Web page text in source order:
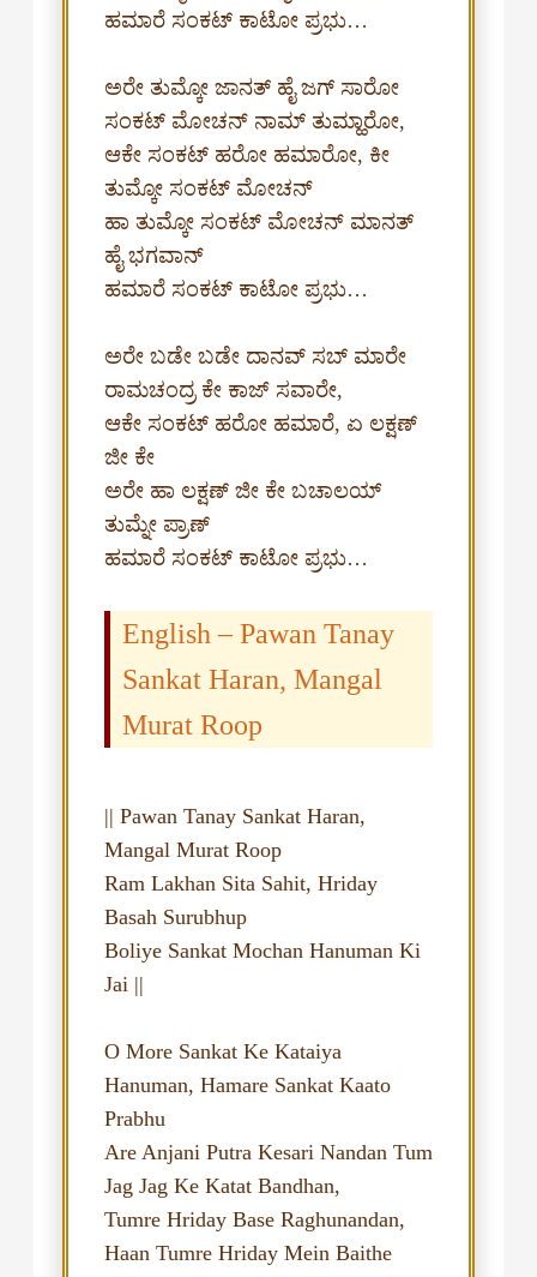
ಹಮಾರೆ ಸಂಕಟ್ ಕಾಟೋ ಪ್ರಭು…
ಅರೇ ತುಮ್ಕೋ ಜಾನತ್ ಹೈ ಜಗ್ ಸಾರೋ
ಸಂಕಟ್ ಮೋಚನ್ ನಾಮ್ ತುಮ್ಹಾರೋ,
ಆಕೇ ಸಂಕಟ್ ಹರೋ ಹಮಾರೋ, ಕೀ
ತುಮ್ಕೋ ಸಂಕಟ್ ಮೋಚನ್
ಹಾ ತುಮ್ಕೋ ಸಂಕಟ್ ಮೋಚನ್ ಮಾನತ್
ಹೈ ಭಗವಾನ್
ಹಮಾರೆ ಸಂಕಟ್ ಕಾಟೋ ಪ್ರಭು…
ಅರೇ ಬಡೇ ಬಡೇ ದಾನವ್ ಸಬ್ ಮಾರೇ
ರಾಮಚಂದ್ರ ಕೇ ಕಾಜ್ ಸವಾರೇ,
ಆಕೇ ಸಂಕಟ್ ಹರೋ ಹಮಾರೆ, ಏ ಲಕ್ಷಣ್
ಜೀ ಕೇ
ಅರೇ ಹಾ ಲಕ್ಷಣ್ ಜೀ ಕೇ ಬಚಾಲಯ್
ತುಮ್ನೇ ಪ್ರಾಣ್
English – Pawan Tanay
Sankat Haran, Mangal
Murat Roop
|| Pawan Tanay Sankat Haran,
Mangal Murat Roop
Ram Lakhan Sita Sahit, Hriday
Basah Surubhup
Boliye Sankat Mochan Hanuman Ki
Jai ||
O More Sankat Ke Kataiya
Hanuman, Hamare Sankat Kaato
Prabhu
Are Anjani Putra Kesari Nandan Tum
Jag Jag Ke Katat Bandhan,
Tumre Hriday Base Raghunandan,
Haan Tumre Hriday Mein Baithe